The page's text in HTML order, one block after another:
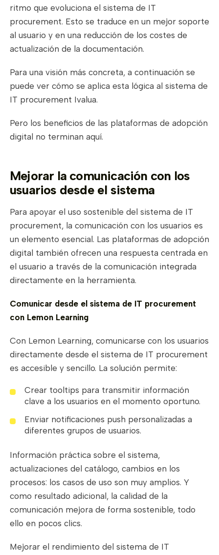
ritmo que evoluciona el sistema de IT
procurement. Esto se traduce en un mejor soporte
al usuario y en una reducción de los costes de
actualización de la documentación.
Para una visión más concreta, a continuación se
puede ver cómo se aplica esta lógica al sistema de
IT procurement Ivalua.
Pero los beneficios de las plataformas de adopción
digital no terminan aquí.
Mejorar la comunicación con los
usuarios desde el sistema
Para apoyar el uso sostenible del sistema de IT
procurement, la comunicación con los usuarios es
un elemento esencial. Las plataformas de adopción
digital también ofrecen una respuesta centrada en
el usuario a través de la comunicación integrada
directamente en la herramienta.
Comunicar desde el sistema de IT procurement
con Lemon Learning
Con Lemon Learning, comunicarse con los usuarios
directamente desde el sistema de IT procurement
es accesible y sencillo. La solución permite:
Crear tooltips para transmitir información
clave a los usuarios en el momento oportuno.
Enviar notificaciones push personalizadas a
diferentes grupos de usuarios.
Información práctica sobre el sistema,
actualizaciones del catálogo, cambios en los
procesos: los casos de uso son muy amplios. Y
como resultado adicional, la calidad de la
comunicación mejora de forma sostenible, todo
ello en pocos clics.
Mejorar el rendimiento del sistema de IT